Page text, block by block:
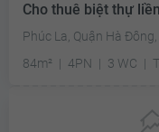
Cho thuê biệt thự
Phúc La, Quận Hà
84m²
4PN 3 WC